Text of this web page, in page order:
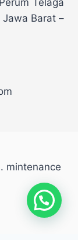
Jawa Barat –
mintenance